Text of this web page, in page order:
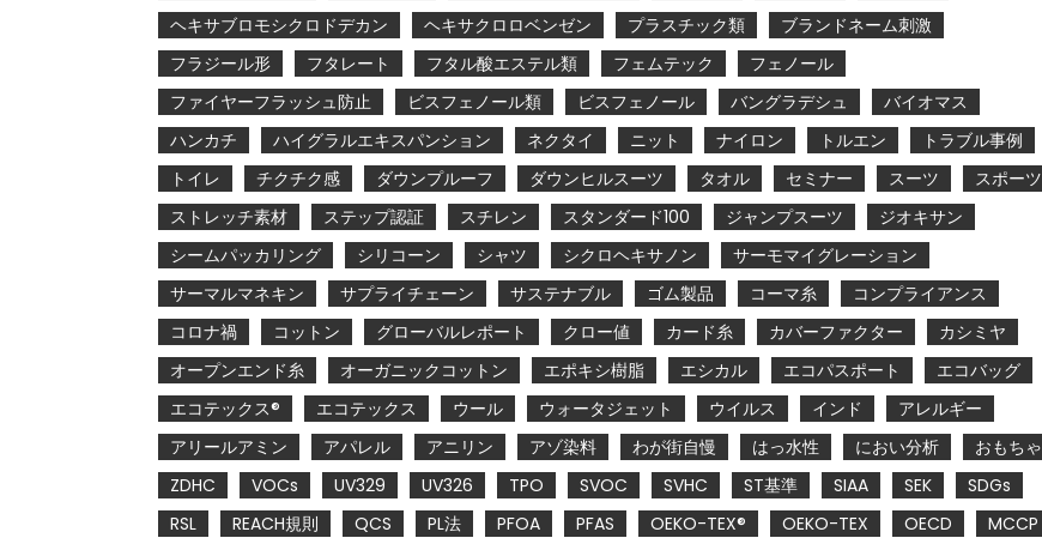
ヘキサブロモシクロドデカン
ヘキサクロロベンゼン プラスチック類
ブランドネーム刺激
フラジール形
フタレート フタル酸エステル類 フェムテック
フェノール
ファイヤーフラッシュ防止
ビスフェノール類 ビスフェノール バングラデシュ
バイオマス
ハンカチ
ハイグラルエキスパンション ネクタイ ニット ナイロン トルエン
トラブル事例
トイレ
チクチク感 ダウンプルーフ ダウンヒルスーツ タオル セミナー スーツ
スポーツ
ストレッチ素材
ステップ認証 スチレン スタンダード100 ジャンプスーツ
ジオキサン
シームパッカリング
シリコーン シャツ シクロヘキサノン
サーモマイグレーション
サーマルマネキン
サプライチェーン サステナブル ゴム製品 コーマ糸
コンプライアンス
コロナ禍
コットン グローバルレポート クロー値 カード糸 カバーファクター
カシミヤ
オープンエンド糸
オーガニックコットン エポキシ樹脂 エシカル エコパスポート
エコバッグ
エコテックス®
エコテックス ウール ウォータジェット ウイルス インド
アレルギー
アリールアミン
アパレル アニリン アゾ染料 わが街自慢 はっ水性 におい分析
おもちゃ
ZDHC
VOCs UV329 UV326 TPO SVOC SVHC ST基準 SIAA SEK
SDGs
RSL
REACH規則 QCS PL法 PFOA PFAS OEKO-TEX® OEKO-TEX OECD
MCCP